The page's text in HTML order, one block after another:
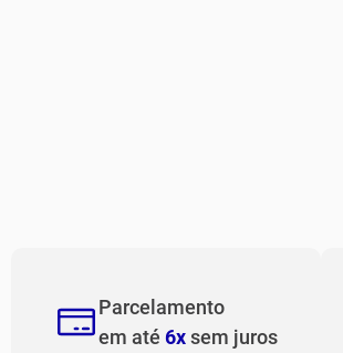
Parcelamento
em até 6xsem juros